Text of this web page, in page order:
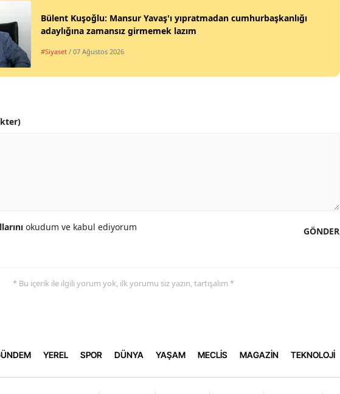
Bülent Kuşoğlu: Mansur Yavaş'ı yıpratmadan cumhurbaşkanlığı
adaylığına zamansız girmemek lazım
#Siyaset / 07 Ağustos 2026
GÖNDER
okudum ve kabul ediyorum
* Bu içerik ile ilgili yorum yok, ilk yorumu siz yazın, tartışalım *
YEREL SPOR DÜNYA YAŞAM MECLİS MAGAZİN TEKNOLOJİ